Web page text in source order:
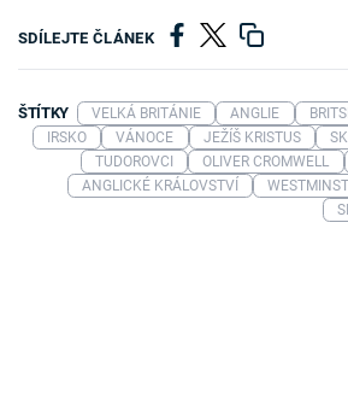
SDÍLEJTE ČLÁNEK
ŠTÍTKY VELKÁ BRITÁNIE ANGLIE
IRSKO
VÁNOCE JEŽÍŠ KRISTUS
TUDOROVCI
OLIVER CROMWELL
ANGLICKÉ KRÁLOVSTVÍ